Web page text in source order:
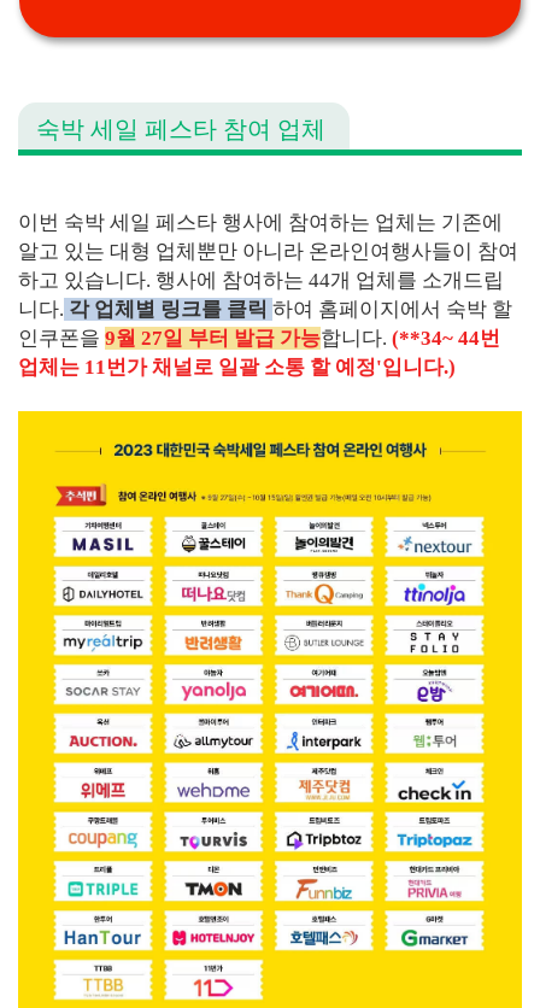
숙박 세일 페스타 참여 업체
이번 숙박 세일 페스타 행사에 참여하는 업체는 기존에
알고 있는 대형 업체뿐만 아니라 온라인여행사들이 참여
하고 있습니다. 행사에 참여하는 44개 업체를 소개드립
니다. 각 업체별 링크를 클릭 하여 홈페이지에서 숙박 할
인쿠폰을 9월 27일 부터 발급 가능합니다. (**34~ 44번
업체는 11번가 채널로 일괄 소통 할 예정'입니다.)